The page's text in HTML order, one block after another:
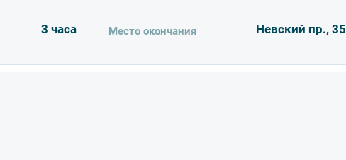
на внесение изменений в порядок посещения
3 часа Место окончания Невский пр., 35